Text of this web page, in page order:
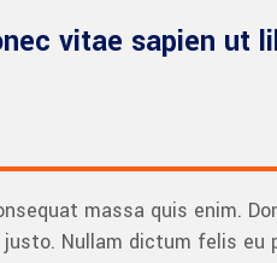
vitae sapien ut
massa quis enim.
Nullam dictum felis